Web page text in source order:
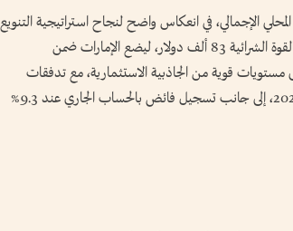
تشكل نحو 70% من الناتج المحلي الإجمالي، في انعكاس واضح لنجاح استراتيجية التنويع
الاقتصادي، فيما تجاوز نصيب الفرد من الناتج المحلي بالقوة الشرائية 83 ألف دولار، ليضع الإمارات ضمن
مستويات قوية من الجاذبية الاستثمارية، مع تدفقات
استثمار أجنبي مباشر بلغت 30.7 مليار دولار خلال 2023، إلى جانب تسجيل فائض بالحساب الجاري عند 9.3%